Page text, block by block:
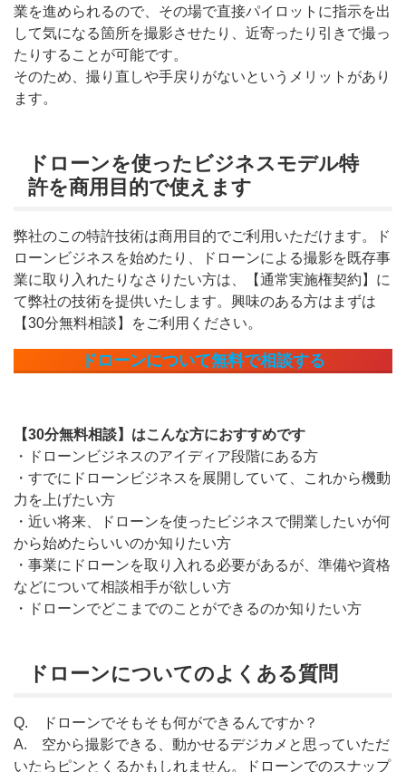
業を進められるので、その場で直接パイロットに指示を出
して気になる箇所を撮影させたり、近寄ったり引きで撮っ
たりすることが可能です。
そのため、撮り直しや手戻りがないというメリットがあり
ます。
ドローンを使ったビジネスモデル特
許を商用目的で使えます
弊社のこの特許技術は商用目的でご利用いただけます。ド
ローンビジネスを始めたり、ドローンによる撮影を既存事
業に取り入れたりなさりたい方は、【通常実施権契約】に
て弊社の技術を提供いたします。興味のある方はまずは
【30分無料相談】をご利用ください。
ドローンについて無料で相談する
【30分無料相談】はこんな方におすすめです
・ドローンビジネスのアイディア段階にある方
・すでにドローンビジネスを展開していて、これから機動
力を上げたい方
・近い将来、ドローンを使ったビジネスで開業したいが何
から始めたらいいのか知りたい方
・事業にドローンを取り入れる必要があるが、準備や資格
などについて相談相手が欲しい方
・ドローンでどこまでのことができるのか知りたい方
ドローンについてのよくある質問
Q. ドローンでそもそも何ができるんですか？
A. 空から撮影できる、動かせるデジカメと思っていただ
いたらピンとくるかもしれません。ドローンでのスナップ